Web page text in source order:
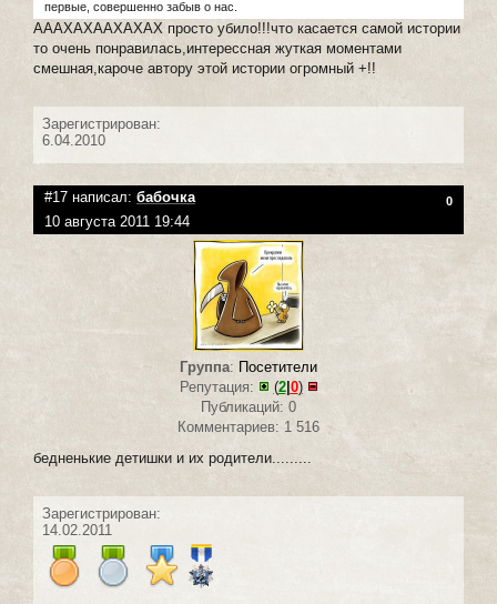
первые, совершенно забыв о нас.
АААХАХААХАХАХ просто убило!!!что касается самой истории
то очень понравилась,интерессная жуткая моментами
смешная,кароче автору этой истории огромный +!!
Зарегистрирован:
6.04.2010
#17 написал: бабочка 0
10 августа 2011 19:44
Группа: Посетители
Репутация:
(2| 0)
Публикаций: 0
Комментариев: 1 516
бедненькие детишки и их родители.........
Зарегистрирован:
14.02.2011